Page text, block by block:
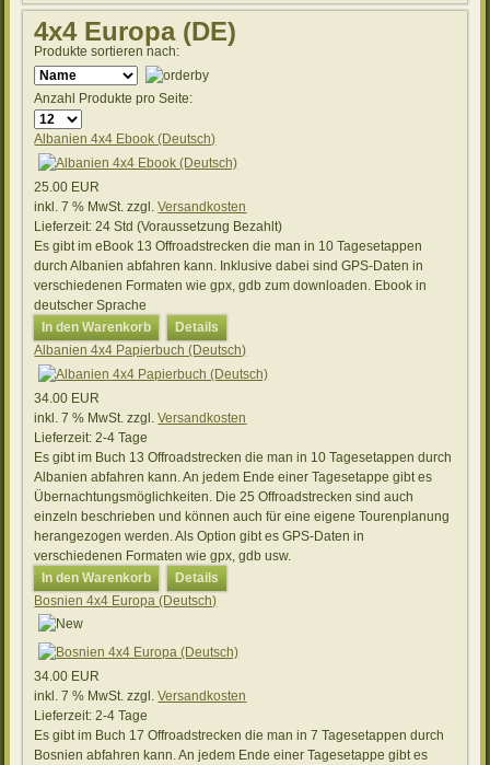
4x4 Europa (DE)
Produkte sortieren nach:
Anzahl Produkte pro Seite:
Albanien 4x4 Ebook (Deutsch)
25.00 EUR
inkl. 7 % MwSt. zzgl.Versandkosten
Lieferzeit:24 Std (Voraussetzung Bezahlt)
Es gibt im eBook 13 Offroadstrecken die man in 10 Tagesetappen
durch Albanien abfahren kann. Inklusive dabei sind GPS-Daten in
verschiedenen Formaten wie gpx, gdb zum downloaden. Ebook in
deutscher Sprache
In den Warenkorb
Details
Albanien 4x4 Papierbuch (Deutsch)
34.00 EUR
inkl. 7 % MwSt. zzgl.Versandkosten
Lieferzeit:2-4 Tage
Es gibt im Buch 13 Offroadstrecken die man in 10 Tagesetappen durch
Albanien abfahren kann. An jedem Ende einer Tagesetappe gibt es
Übernachtungsmöglichkeiten. Die 25 Offroadstrecken sind auch
einzeln beschrieben und können auch für eine eigene Tourenplanung
herangezogen werden. Als Option gibt es GPS-Daten in
verschiedenen Formaten wie gpx, gdb usw.
In den Warenkorb
Details
Bosnien 4x4 Europa (Deutsch)
34.00 EUR
inkl. 7 % MwSt. zzgl.Versandkosten
Lieferzeit:2-4 Tage
Es gibt im Buch 17 Offroadstrecken die man in 7 Tagesetappen durch
Bosnien abfahren kann. An jedem Ende einer Tagesetappe gibt es